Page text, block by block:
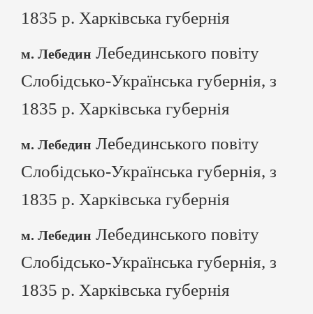
1835 р. Харківська губернія
м. Лебедин Лебединського повіту
Слобідсько-Українська губернія, з
1835 р. Харківська губернія
м. Лебедин Лебединського повіту
Слобідсько-Українська губернія, з
1835 р. Харківська губернія
м. Лебедин Лебединського повіту
Слобідсько-Українська губернія, з
1835 р. Харківська губернія